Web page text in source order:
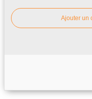
Ajouter un